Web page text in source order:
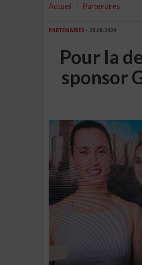
Accueil Partenaires
PARTENAIRES - 28.08.2024
Pour la
sponsor